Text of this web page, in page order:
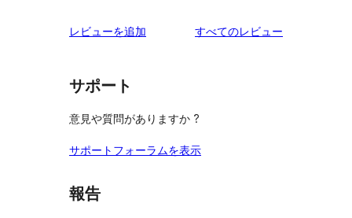
レビューを追加 すべてのレビュー
サポート
意見や質問がありますか ?
サポートフォーラムを表示
報告